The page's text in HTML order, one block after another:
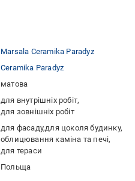
Marsala Ceramika Paradyz
Ceramika Paradyz
матова
для внутрішніх робіт
для зовнішніх робіт
для фасаду для цоколя будинку
облицювання каміна та печі
для тераси
Польща